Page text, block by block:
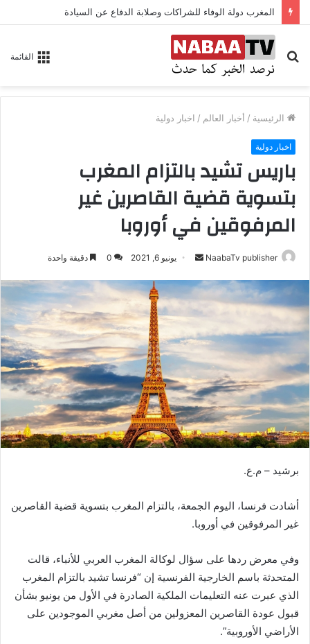
المغرب دولة الوفاء للشراكات وصلابة الدفاع عن السيادة
القائمة
بحث
عن
الرئيسية / أخبار العالم / اخبار دولية
اخبار دولية
باريس تشيد بالتزام المغرب
بتسوية قضية القاصرين غير
المرفوقين في أوروبا
NaabaTv publisher
س
ل
ر
د
ا
إ
ل
ك
ن
ي
يونيو 6, 2021 0 دقيقة واحدة
برشيد – م.ع.
أشادت فرنسا، اليوم الجمعة، بالتزام المغرب بتسوية قضية القاصرين
غير المرفوقين في أوروبا.
وفي معرض ردها على سؤال لوكالة المغرب العربي للأنباء، قالت
المتحدثة باسم الخارجية الفرنسية إن “فرنسا تشيد بالتزام المغرب
الذي عبرت عنه التعليمات الملكية الصادرة في الأول من يونيو بشأن
قبول عودة القاصرين المعزولين من أصل مغربي الموجودين على
الأراضي الأوروبية”.